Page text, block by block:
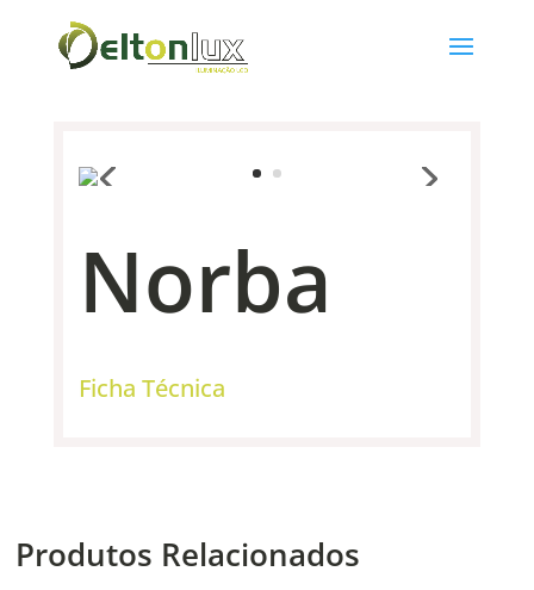
Norba
Ficha Técnica
Produtos Relacionados